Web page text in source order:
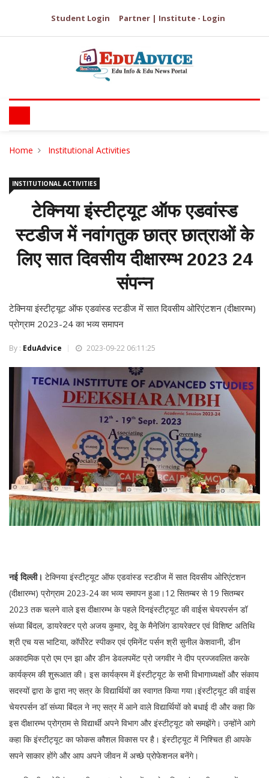
Student Login Partner | Institute - Login
Home Institutional Activities
INSTITUTIONAL ACTIVITIES
टेक्निया इंस्टीट्यूट ऑफ एडवांस्ड
स्टडीज में नवांगतुक छात्र छात्राओं के
लिए सात दिवसीय दीक्षारम्भ 2023 24
संपन्न
टेक्निया इंस्टीट्यूट ऑफ एडवांस्ड स्टडीज में सात दिवसीय ओरिएंटशन (दीक्षारम्भ)
प्रोग्राम 2023-24 का भव्य समापन
By : EduAdvice 2023-09-22 06:11:25
नई दिल्ली। टेक्निया इंस्टीट्यूट ऑफ एडवांस्ड स्टडीज में सात दिवसीय ओरिएंटशन
(दीक्षारम्भ) प्रोग्राम 2023-24 का भव्य समापन हुआ।12 सितम्बर से 19 सितम्बर
2023 तक चलने वाले इस दीक्षारम्भ के पहले दिनइंस्टीट्यूट की वाईस चेयरपर्सन डॉ
संध्या बिंदल, डायरेक्टर प्रो अजय कुमार, देवू के मैनेजिंग डायरेक्टर एवं विशिष्ट अतिथि
श्री एच यस भाटिया, कॉर्पोरेट स्पीकर एवं एमिनेंट पर्सन श्री सुनील केशवानी, डीन
अकादमिक प्रो एम एन झा और डीन डेवलपमेंट प्रो जगवीर ने दीप प्रज्जवलित करके
कार्यक्रम की शुरूआत की। इस कार्यक्रम में इंस्टीट्यूट के सभी विभागाध्यक्षों और संकाय
सदस्यों द्वारा के द्वारा नए सत्र के विद्यार्थियों का स्वागत किया गया।इंस्टीट्यूट की वाईस
चेयरपर्सन डॉ संध्या बिंदल ने नए सत्र में आने वाले विद्यार्थियों को बधाई दी और कहा कि
इस दीक्षारम्भ प्रोग्राम से विद्यार्थी अपने विभाग और इंस्टीट्यूट को समझेंगे। उन्होंने आगे
कहा कि इंस्टीट्यूट का फोकस कौशल विकास पर है। इंस्टीट्यूट में निश्चित ही आपके
सपने साकार होंगे और आप अपने जीवन में अच्छे प्रोफेशनल बनेंगे।